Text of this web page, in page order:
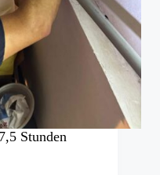
Stunden